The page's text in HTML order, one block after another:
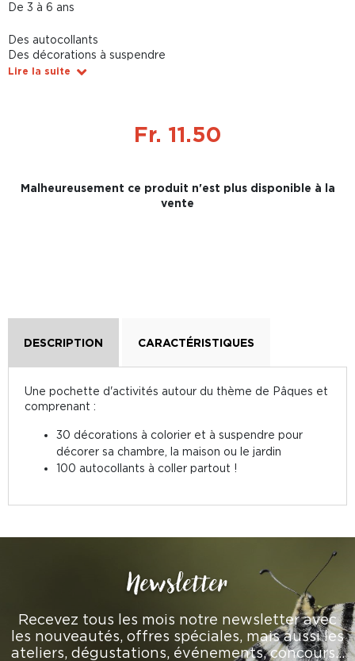
De 3 à 6 ans
Des autocollants
Des décorations à suspendre
Lire la suite
Fr. 11.50
Malheureusement ce produit n'est plus disponible à la
vente
DESCRIPTION CARACTÉRISTIQUES
Une pochette d'activités autour du thème de Pâques et
comprenant :
30 décorations à colorier et à suspendre pour
décorer sa chambre, la maison ou le jardin
100 autocollants à coller partout !
Newsletter
Recevez tous les mois notre newsletter avec
les nouveautés, offres spéciales, mais aussi les
ateliers, dégustations, événements, concours…